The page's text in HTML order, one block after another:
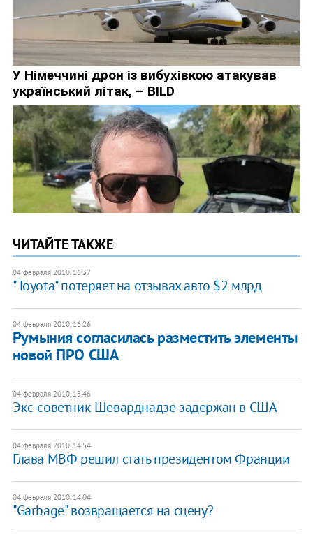
ЧИТАЙТЕ ТАКЖЕ
04 февраля 2010, 16:37
"Toyota" потеряет на отзывах авто $2 млрд
04 февраля 2010, 16:26
Румыния согласилась разместить элементы
новой ПРО США
04 февраля 2010, 15:46
Экс-советник Шеварднадзе задержан в США
04 февраля 2010, 14:54
Глава МВФ решил стать президентом Франции
04 февраля 2010, 14:04
"Garbage" возвращается на сцену?